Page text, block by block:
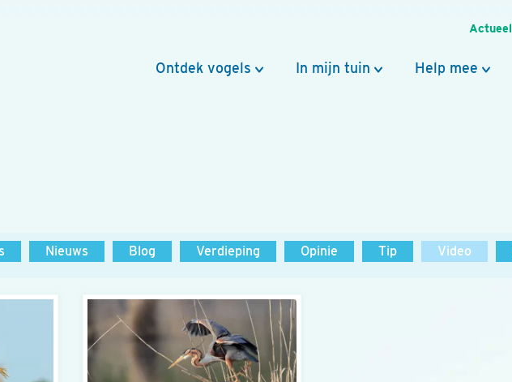
Actueel
Ontdek vogels In mijn tuin Help mee
Nieuws Blog Verdieping Opinie Tip Video